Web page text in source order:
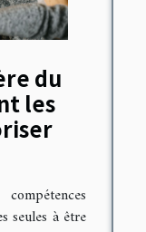
du
les
seules à être